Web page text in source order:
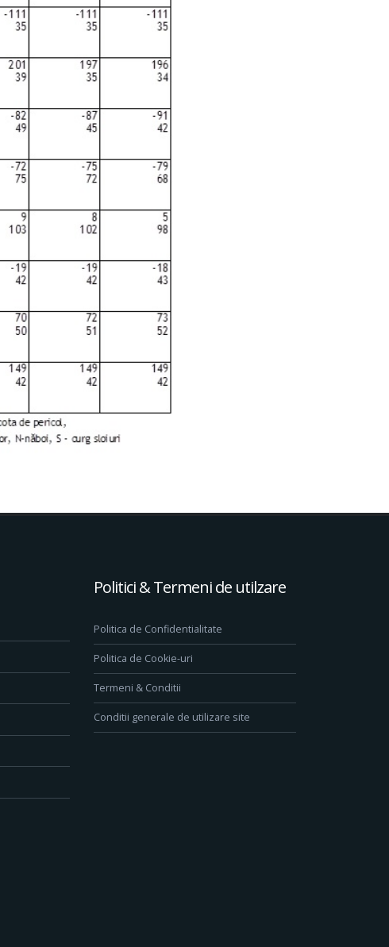
Politici & Termeni de utilzare
Politica de Confidentialitate
Politica de Cookie-uri
Termeni & Conditii
Conditii generale de utilizare site